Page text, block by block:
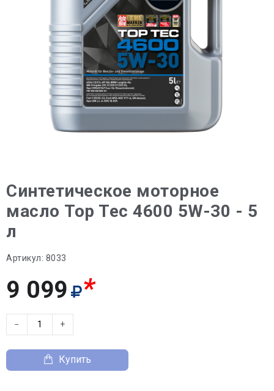
Синтетическое моторное
масло Top Tec 4600 5W-30 - 5
л
Артикул: 8033
9 099 *
− +
Купить